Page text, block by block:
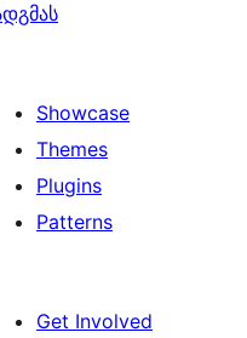
Showcase
Themes
Plugins
Patterns
Get Involved